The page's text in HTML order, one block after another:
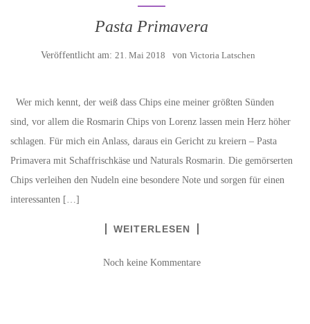
Pasta Primavera
Veröffentlicht am: 21. Mai 2018 von Victoria Latschen
Wer mich kennt, der weiß dass Chips eine meiner größten Sünden
sind, vor allem die Rosmarin Chips von Lorenz lassen mein Herz höher
schlagen. Für mich ein Anlass, daraus ein Gericht zu kreiern – Pasta
Primavera mit Schaffrischkäse und Naturals Rosmarin. Die gemörserten
Chips verleihen den Nudeln eine besondere Note und sorgen für einen
interessanten […]
WEITERLESEN
Noch keine Kommentare